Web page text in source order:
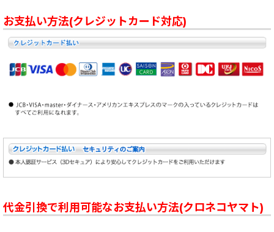
お支払い方法(クレジットカード対応)
代金引換で利用可能なお支払い方法(クロネコヤマト)